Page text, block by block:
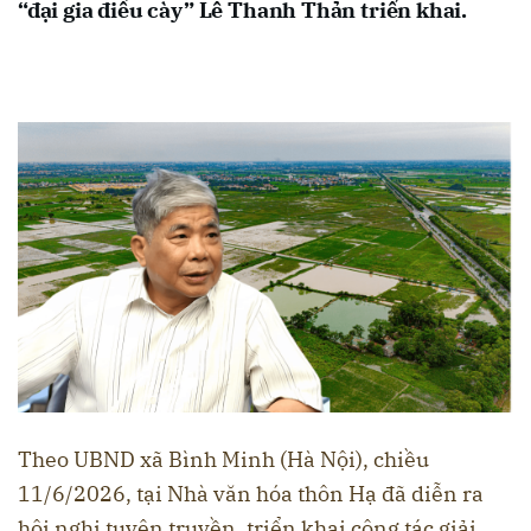
“đại gia điếu cày” Lê Thanh Thản triển khai.
Theo UBND xã Bình Minh (Hà Nội), chiều
11/6/2026, tại Nhà văn hóa thôn Hạ đã diễn ra